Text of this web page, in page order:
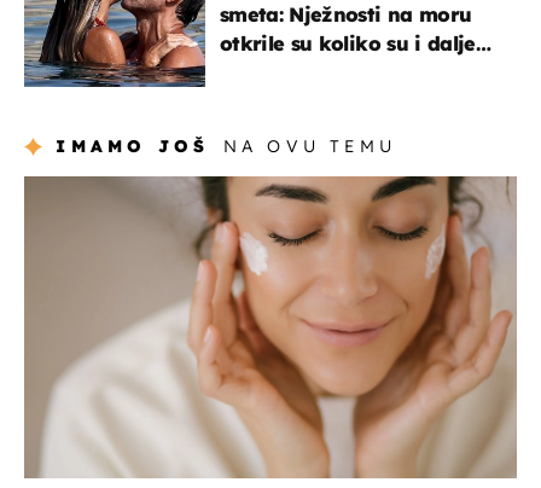
smeta: Nježnosti na moru
otkrile su koliko su i dalje
IMAMO JOŠ NA OVU TEMU
moda & ljepota